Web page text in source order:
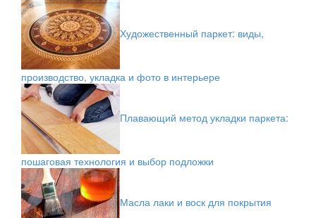
Художественный паркет: виды,
производство, укладка и фото в интерьере
Плавающий метод укладки паркета:
пошаговая технология и выбор подложки
Масла лаки и воск для покрытия